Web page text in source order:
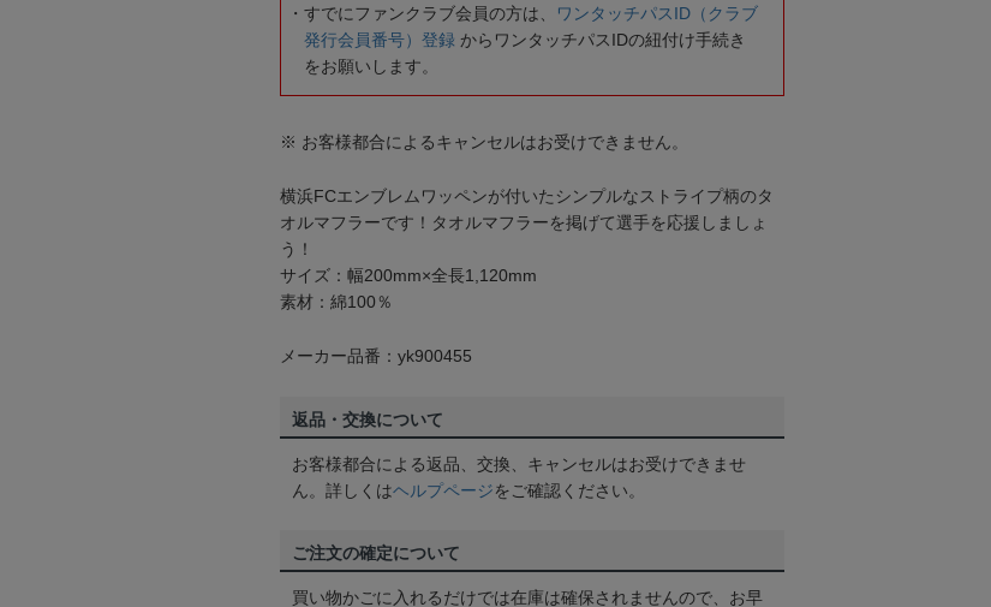
すでにファンクラブ会員の方は、
ワンタッチパスID（クラブ
発行会員番号）登録 からワンタッチパスIDの紐付け手続き
をお願いします。
※ お客様都合によるキャンセルはお受けできません。
横浜FCエンブレムワッペンが付いたシンプルなストライプ柄のタ
オルマフラーです！タオルマフラーを掲げて選手を応援しましょ
う！
サイズ：幅200mm×全長1,120mm
素材：綿100％
メーカー品番：yk900455
返品・交換について
お客様都合による返品、交換、キャンセルはお受けできませ
ん。詳しくはヘルプページをご確認ください。
ご注文の確定について
買い物かごに入れるだけでは在庫は確保されませんので、お早